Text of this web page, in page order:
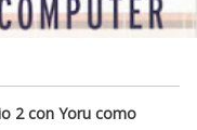
2 con Yoru como